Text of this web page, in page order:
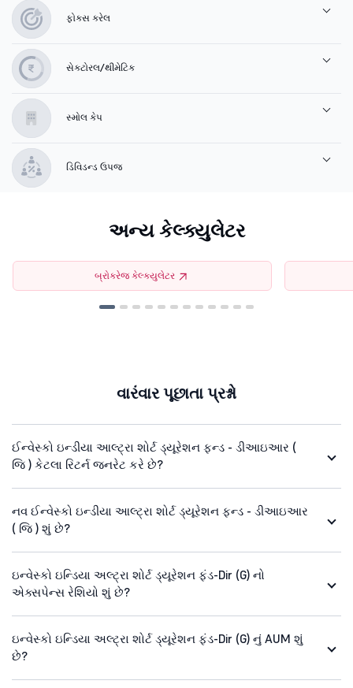
ફોકસ કરેલ
સેક્ટોરલ/થીમેટિક
સ્મોલ કેપ
ડિવિડન્ડ ઉપજ
અન્ય કેલ્ક્યુલેટર
બ્રોકરેજ કેલ્ક્યુલેટર
વારંવાર પૂછાતા પ્રશ્નો
ઈન્વેસ્કો ઇન્ડીયા આલ્ટ્રા શોર્ટ ડ્યૂરેશન ફન્ડ - ડીઆઇઆર (
જિ ) કેટલા રિટર્ન જનરેટ કરે છે?
નવ ઈન્વેસ્કો ઇન્ડીયા આલ્ટ્રા શોર્ટ ડ્યૂરેશન ફન્ડ - ડીઆઇઆર
( જિ ) શું છે?
ઇન્વેસ્કો ઇન્ડિયા અલ્ટ્રા શોર્ટ ડ્યૂરેશન ફંડ-Dir (G) નો
એક્સપેન્સ રેશિયો શું છે?
ઇન્વેસ્કો ઇન્ડિયા અલ્ટ્રા શોર્ટ ડ્યૂરેશન ફંડ-Dir (G) નું AUM શું
છે?